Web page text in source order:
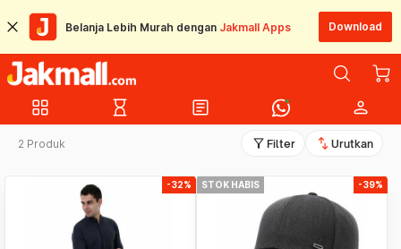
Belanja Lebih Murah dengan Jakmall Apps Download
grid_view hourglass_empty article person
2 Produk filter_alt Filter swap_vert Urutkan
-32% STOK HABIS -39%